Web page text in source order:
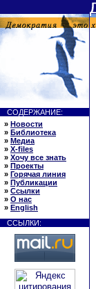
СОДЕРЖАНИЕ:
» Новости
» Библиотека
» Медиа
» X-files
» Хочу все знать
» Проекты
» Горячая линия
» Публикации
» Ссылки
» О нас
» English
ССЫЛКИ: